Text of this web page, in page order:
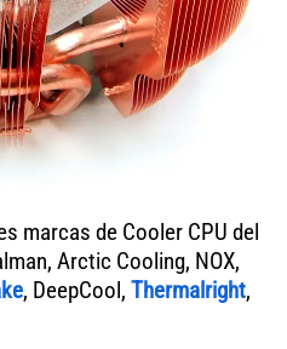
marcas de Cooler CPU del
Arctic Cooling, NOX,
, DeepCool, Thermalright,